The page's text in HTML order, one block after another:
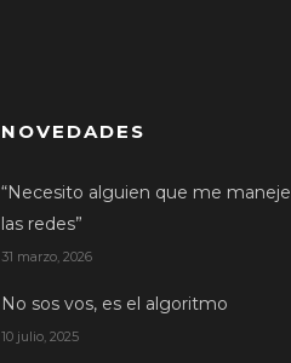
NOVEDADES
“Necesito alguien que me maneje
las redes”
31 marzo, 2026
No sos vos, es el algoritmo
10 julio, 2025